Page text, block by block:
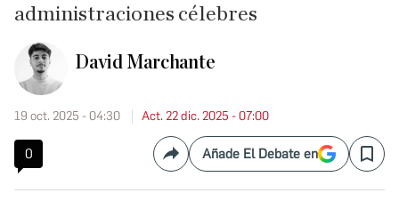
administraciones célebres
David Marchante
19 oct. 2025 - 04:30 Act. 22 dic. 2025 - 07:00
0 CompartirAñade El Debate en Save